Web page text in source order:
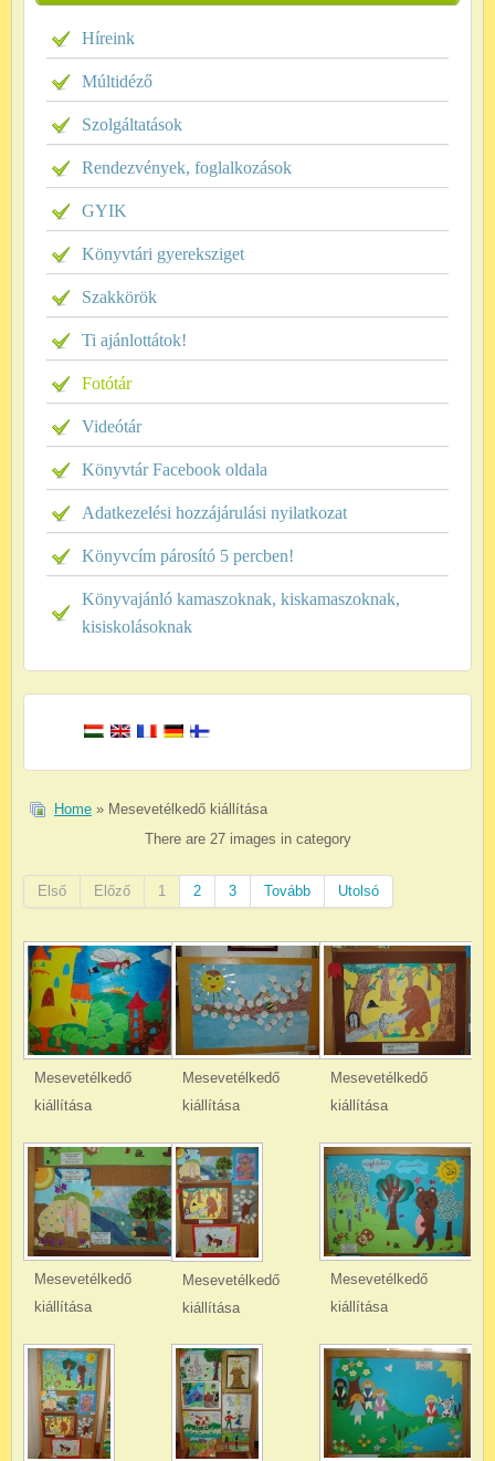
Híreink
Múltidéző
Szolgáltatások
Rendezvények, foglalkozások
GYIK
Könyvtári gyereksziget
Szakkörök
Ti ajánlottátok!
Fotótár
Videótár
Könyvtár Facebook oldala
Adatkezelési hozzájárulási nyilatkozat
Könyvcím párosító 5 percben!
Könyvajánló kamaszoknak, kiskamaszoknak,
kisiskolásoknak
Home » Mesevetélkedő kiállítása
There are 27 images in category
Első Előző 1 2 3 Tovább Utolsó
Mesevetélkedő
kiállítása
Mesevetélkedő
kiállítása
Mesevetélkedő
kiállítása
Mesevetélkedő
kiállítása
Mesevetélkedő
kiállítása
Mesevetélkedő
kiállítása